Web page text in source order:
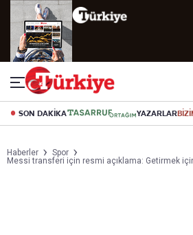
SON DAKİKA YAZARLAR
Haberler
Spor
Messi transferi için resmi açıklama: Getirmek